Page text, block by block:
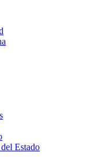
Estado